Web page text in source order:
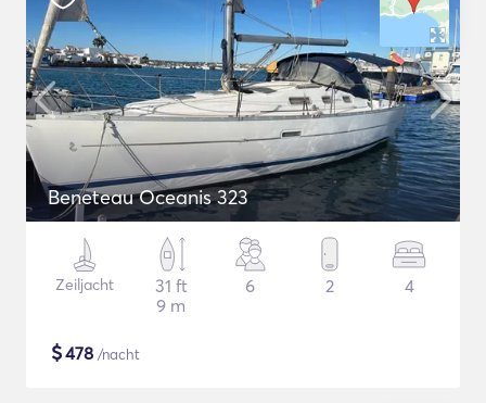
Beneteau Oceanis 323
Zeiljacht
31 ft
9 m
6 2 4
$478 /nacht